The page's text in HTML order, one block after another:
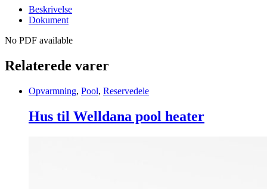
Beskrivelse
Dokument
No PDF available
Relaterede varer
Opvarmning, Pool, Reservedele
Hus til Welldana pool heater